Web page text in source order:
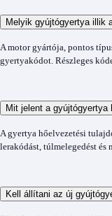
Melyik gyújtógyertya illik
A motor gyártója, pontos
gyertyakódot. Részleges
Mit jelent a gyújtógyertya
A gyertya hőelvezetési
lerakódást, túlmelegedést és
Kell állítani az új